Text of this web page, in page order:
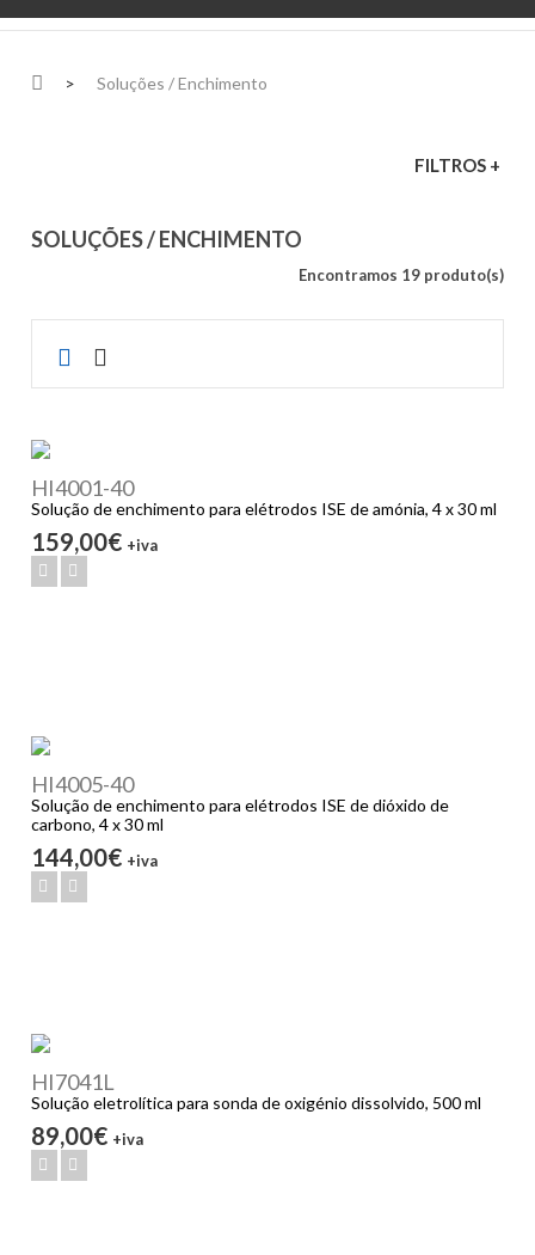
> Soluções / Enchimento
FILTROS +
SOLUÇÕES / ENCHIMENTO
Encontramos 19 produto(s)
HI4001-40
Solução de enchimento para elétrodos ISE de amónia, 4 x 30 ml
159,00€ +iva
HI4005-40
Solução de enchimento para elétrodos ISE de dióxido de
carbono, 4 x 30 ml
144,00€ +iva
HI7041L
Solução eletrolítica para sonda de oxigénio dissolvido, 500 ml
89,00€ +iva